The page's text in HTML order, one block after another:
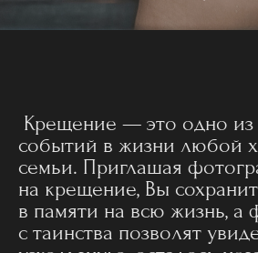
Крещение — это одно из
событий в жизни любой
семьи. Приглашая
на крещение, Вы
в памяти на всю жизнь, а
с таинства позволят